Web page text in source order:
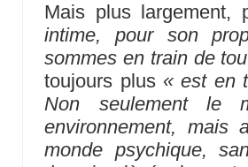
Mais plus largement,
intime, pour son
sommes en train de
toujours plus « est en
Non seulement le
environnement, mais
monde psychique,